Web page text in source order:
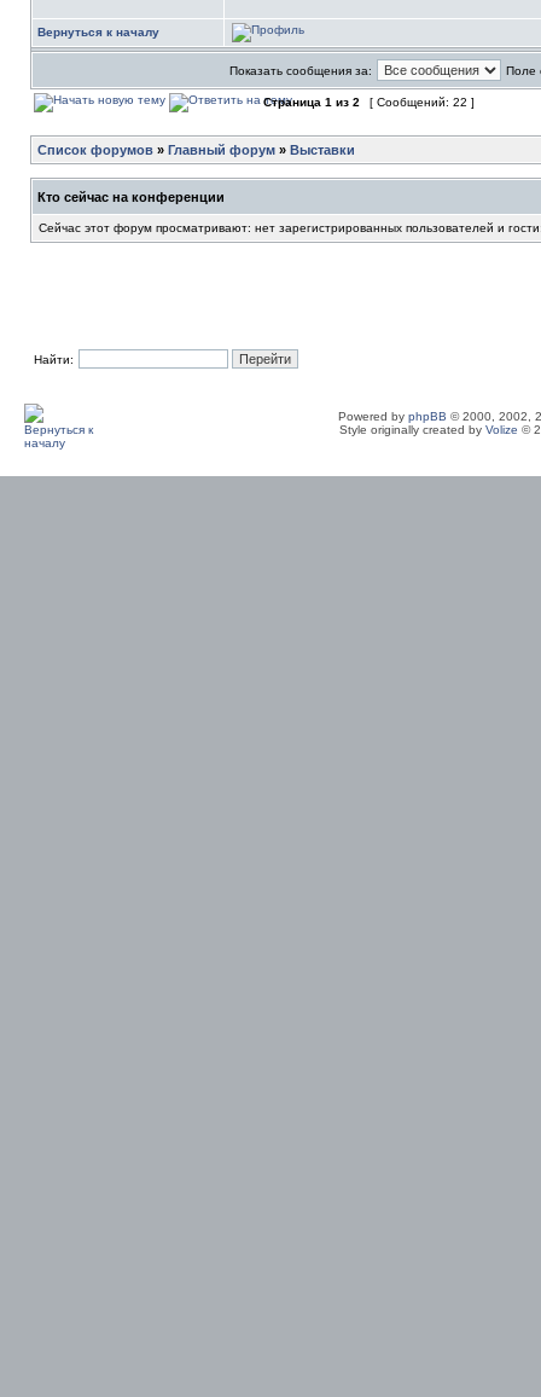
Вернуться к началу
Показать сообщения за: Поле
Страница 1 из 2 [ Сообщений: 22 ]
Список форумов » Главный форум » Выставки
Кто сейчас на конференции
Сейчас этот форум просматривают: нет зарегистрированных пользователей и
Найти:
Powered by phpBB © 2000, 2002,
Style originally created by Volize ©